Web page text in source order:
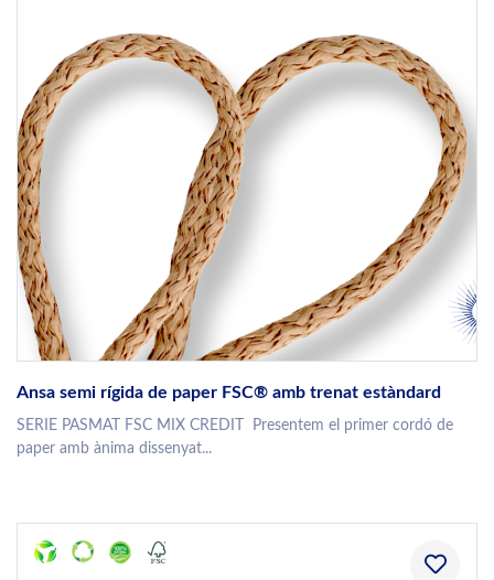
Ansa semi rígida de paper FSC® amb trenat estàndard
SERIE PASMAT FSC MIX CREDIT Presentem el primer cordó de
paper amb ànima dissenyat...